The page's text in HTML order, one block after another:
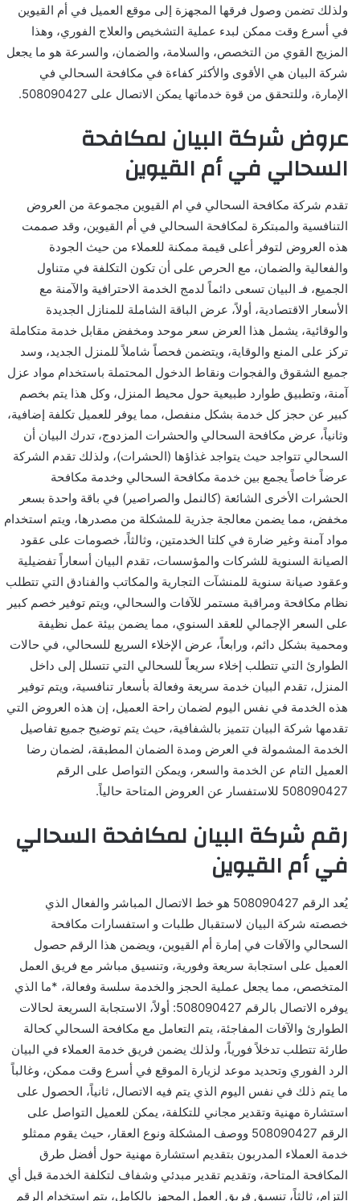
ولذلك تضمن وصول فرقها المجهزة إلى موقع العميل في أم القيوين
في أسرع وقت ممكن لبدء عملية التشخيص والعلاج الفوري، وهذا
المزيج القوي من التخصص، والسلامة، والضمان، والسرعة هو ما يجعل
شركة البيان هي الأقوى والأكثر كفاءة في مكافحة السحالي في
الإمارة، وللتحقق من قوة خدماتها يمكن الاتصال على 508090427.
عروض شركة البيان لمكافحة
السحالي في أم القيوين
تقدم شركة مكافحة السحالي في ام القيوين مجموعة من العروض
التنافسية والمبتكرة لمكافحة السحالي في أم القيوين، وقد صممت
هذه العروض لتوفر أعلى قيمة ممكنة للعملاء من حيث الجودة
والفعالية والضمان، مع الحرص على أن تكون التكلفة في متناول
الجميع، فـ البيان تسعى دائماً لدمج الخدمة الاحترافية والآمنة مع
الأسعار الاقتصادية، أولاً، عرض الباقة الشاملة للمنازل الجديدة
والوقائية، يشمل هذا العرض سعر موحد ومخفض مقابل خدمة متكاملة
تركز على المنع والوقاية، ويتضمن فحصاً شاملاً للمنزل الجديد، وسد
جميع الشقوق والفجوات ونقاط الدخول المحتملة باستخدام مواد عزل
آمنة، وتطبيق طوارد طبيعية حول محيط المنزل، وكل هذا يتم بخصم
كبير عن حجز كل خدمة بشكل منفصل، مما يوفر للعميل تكلفة إضافية،
وثانياً، عرض مكافحة السحالي والحشرات المزدوج، تدرك البيان أن
السحالي تتواجد حيث يتواجد غذاؤها (الحشرات)، ولذلك تقدم الشركة
عرضاً خاصاً يجمع بين خدمة مكافحة السحالي وخدمة مكافحة
الحشرات الأخرى الشائعة (كالنمل والصراصير) في باقة واحدة بسعر
مخفض، مما يضمن معالجة جذرية للمشكلة من مصدرها، ويتم استخدام
مواد آمنة وغير ضارة في كلتا الخدمتين، وثالثاً، خصومات على عقود
الصيانة السنوية للشركات والمؤسسات، تقدم البيان أسعاراً تفضيلية
وعقود صيانة سنوية للمنشآت التجارية والمكاتب والفنادق التي تتطلب
نظام مكافحة ومراقبة مستمر للآفات والسحالي، ويتم توفير خصم كبير
على السعر الإجمالي للعقد السنوي، مما يضمن بيئة عمل نظيفة
ومحمية بشكل دائم، ورابعاً، عرض الإخلاء السريع للسحالي، في حالات
الطوارئ التي تتطلب إخلاء سريعاً للسحالي التي تتسلل إلى داخل
المنزل، تقدم البيان خدمة سريعة وفعالة بأسعار تنافسية، ويتم توفير
هذه الخدمة في نفس اليوم لضمان راحة العميل، إن هذه العروض التي
تقدمها شركة البيان تتميز بالشفافية، حيث يتم توضيح جميع تفاصيل
الخدمة المشمولة في العرض ومدة الضمان المطبقة، لضمان رضا
العميل التام عن الخدمة والسعر، ويمكن التواصل على الرقم
508090427 للاستفسار عن العروض المتاحة حالياً.
رقم شركة البيان لمكافحة السحالي
في أم القيوين
يُعد الرقم 508090427 هو خط الاتصال المباشر والفعال الذي
خصصته شركة البيان لاستقبال طلبات و استفسارات مكافحة
السحالي والآفات في إمارة أم القيوين، ويضمن هذا الرقم حصول
العميل على استجابة سريعة وفورية، وتنسيق مباشر مع فريق العمل
المتخصص، مما يجعل عملية الحجز والخدمة سلسة وفعالة، *ما الذي
يوفره الاتصال بالرقم 508090427: أولاً، الاستجابة السريعة لحالات
الطوارئ والآفات المفاجئة، يتم التعامل مع مكافحة السحالي كحالة
طارئة تتطلب تدخلاً فورياً، ولذلك يضمن فريق خدمة العملاء في البيان
الرد الفوري وتحديد موعد لزيارة الموقع في أسرع وقت ممكن، وغالباً
ما يتم ذلك في نفس اليوم الذي يتم فيه الاتصال، ثانياً، الحصول على
استشارة مهنية وتقدير مجاني للتكلفة، يمكن للعميل التواصل على
الرقم 508090427 ووصف المشكلة ونوع العقار، حيث يقوم ممثلو
خدمة العملاء المدربون بتقديم استشارة مهنية حول أفضل طرق
المكافحة المتاحة، وتقديم تقدير مبدئي وشفاف لتكلفة الخدمة قبل أي
التزام، ثالثاً، تنسيق فريق العمل المجهز بالكامل، يتم استخدام الرقم